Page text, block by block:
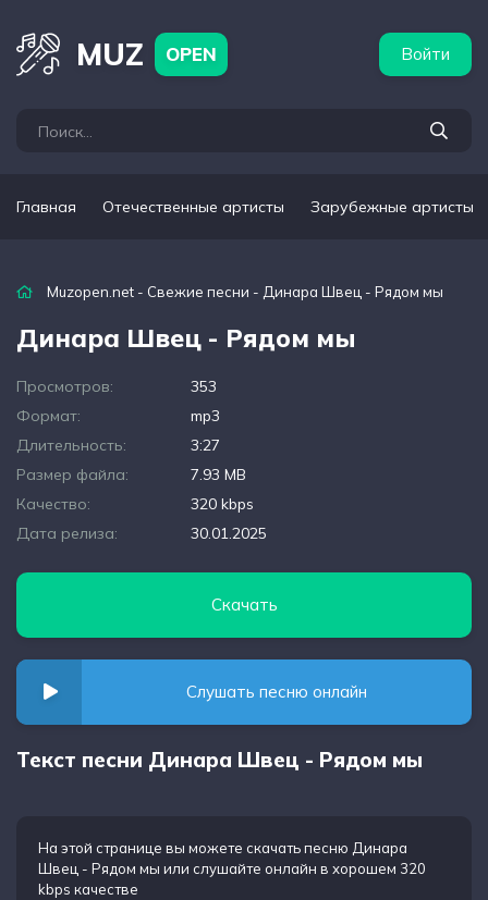
MUZ OPEN Войти
Главная Отечественные артисты Зарубежные артисты
Muzopen.net - Свежие песни - Динара Швец - Рядом мы
Динара Швец - Рядом мы
Просмотров:
353
Формат:
mp3
Длительность:
3:27
Размер файла:
7.93 MB
Качество:
320 kbps
Дата релиза:
30.01.2025
Скачать
Слушать песню онлайн
Текст песни Динара Швец - Рядом мы
На этой странице вы можете скачать песню Динара
Швец - Рядом мы или слушайте онлайн в хорошем 320
kbps качестве
артисты Популярные подборки